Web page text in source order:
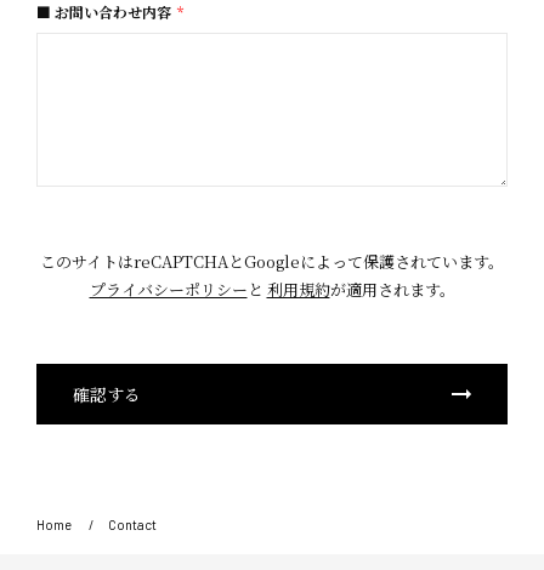
お問い合わせ内容 *
このサイトはreCAPTCHAとGoogleによって保護されています。
プライバシーポリシー と 利用規約が適用されます。
Home Contact